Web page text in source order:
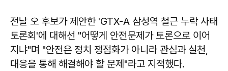
전날 오 후보가 제안한 'GTX-A 삼성역 철근 누락 사태
토론회'에 대해선 "어떻게 안전문제가 토론으로 이어
지냐"며 "안전은 정치 쟁점화가 아니라 관심과 실천,
대응을 통해 해결해야 할 문제"라고 지적했다.